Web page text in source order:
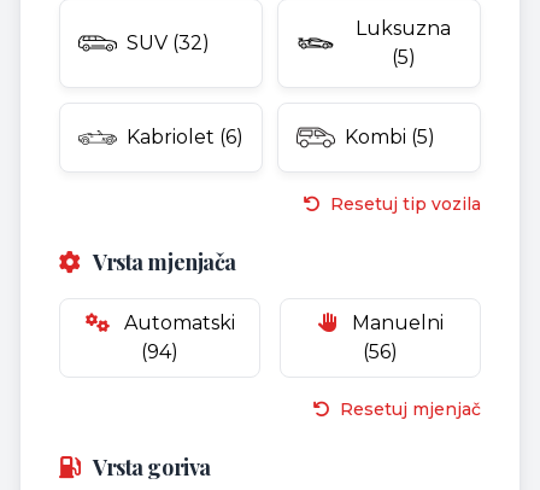
SUV (32)
Luksuzna
(5)
Kabriolet (6) Kombi (5)
Resetuj tip vozila
Vrsta mjenjača
Automatski
(94)
Manuelni
(56)
Resetuj mjenjač
Vrsta goriva